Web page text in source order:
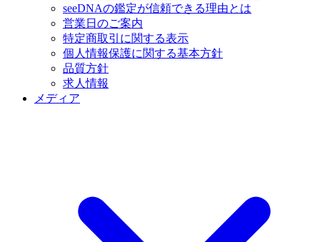
seeDNAの鑑定が信頼できる理由とは
営業日のご案内
特定商取引に関する表示
個人情報保護に関する基本方針
品質方針
求人情報
メディア